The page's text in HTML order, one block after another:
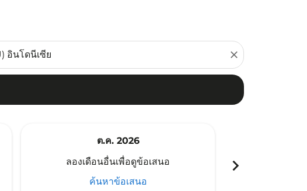
close
ต.ค. 2026
ลองเดือนอื่นเพื่อดูข้อเสนอ
ค้นหาข้อเสนอ
chevron_right